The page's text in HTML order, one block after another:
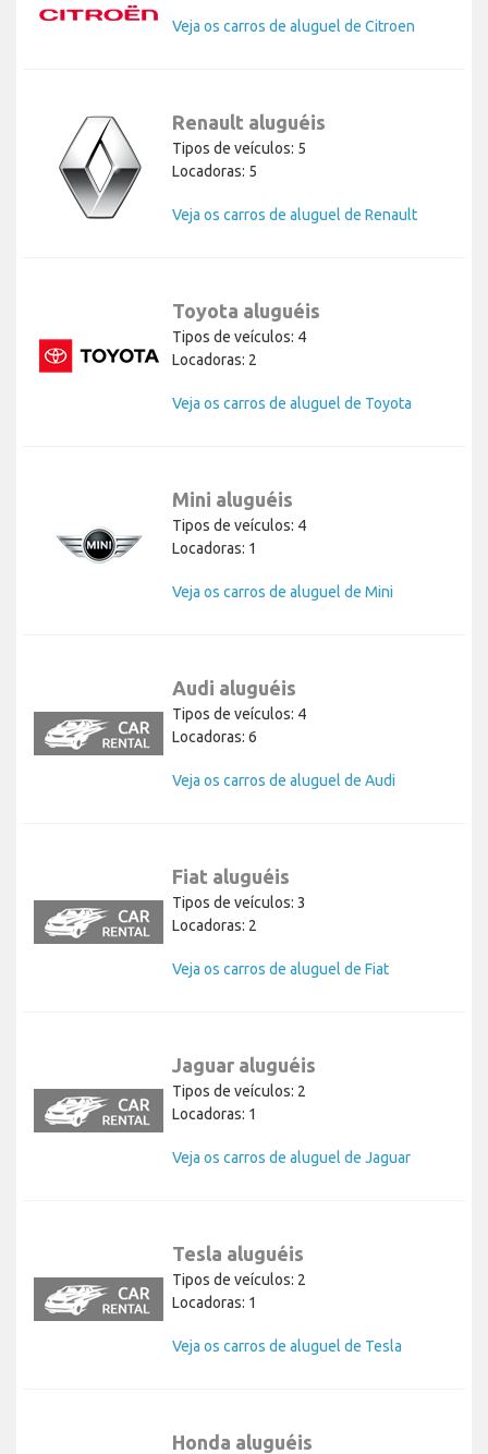
Veja os carros de aluguel de Citroen
Renault aluguéis
Tipos de veículos: 5
Locadoras: 5
Veja os carros de aluguel de Renault
Toyota aluguéis
Tipos de veículos: 4
Locadoras: 2
Veja os carros de aluguel de Toyota
Mini aluguéis
Tipos de veículos: 4
Locadoras: 1
Veja os carros de aluguel de Mini
Audi aluguéis
Tipos de veículos: 4
Locadoras: 6
Veja os carros de aluguel de Audi
Fiat aluguéis
Tipos de veículos: 3
Locadoras: 2
Veja os carros de aluguel de Fiat
Jaguar aluguéis
Tipos de veículos: 2
Locadoras: 1
Veja os carros de aluguel de Jaguar
Tesla aluguéis
Tipos de veículos: 2
Locadoras: 1
Veja os carros de aluguel de Tesla
Honda aluguéis